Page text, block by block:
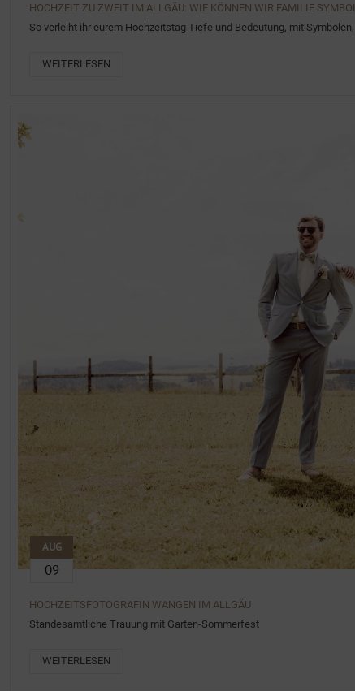
HOCHZEIT ZU ZWEIT IM ALLGÄU: WIE KÖNNEN WIR FAMILIE
So verleiht ihr eurem Hochzeitstag Tiefe und Bedeutung, mit
WEITERLESEN
AUG
09
HOCHZEITSFOTOGRAFIN WANGEN IM ALLGÄU
Standesamtliche Trauung mit Garten-Sommerfest
WEITERLESEN